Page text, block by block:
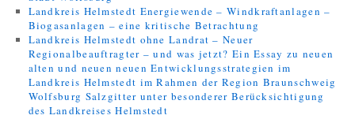
Landkreis Helmstedt Energiewende – Windkraftanlagen –
Biogasanlagen – eine kritische Betrachtung
Landkreis Helmstedt ohne Landrat – Neuer
Regionalbeauftragter – und was jetzt? Ein Essay zu neuen
alten und neuen neuen Entwicklungsstrategien im
Landkreis Helmstedt im Rahmen der Region Braunschweig
Wolfsburg Salzgitter unter besonderer Berücksichtigung
des Landkreises Helmstedt